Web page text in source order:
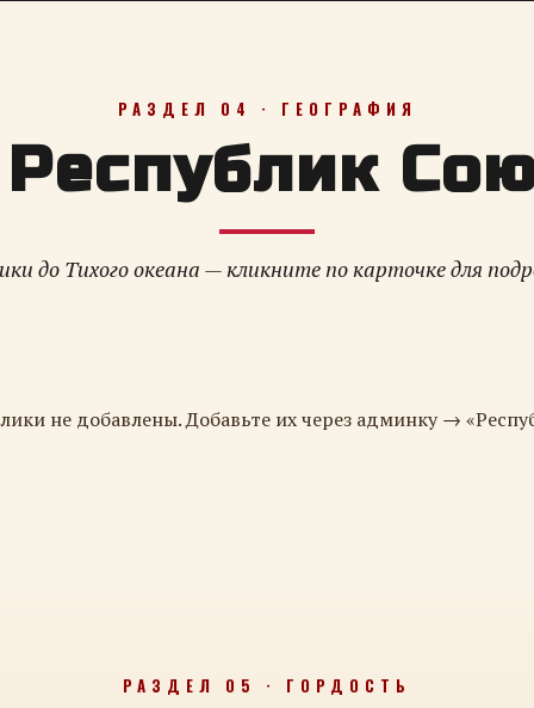
РАЗДЕЛ 04 · ГЕОГРАФИЯ
Республик
до Тихого океана — кликните по карточке для
не добавлены. Добавьте их через админку →
РАЗДЕЛ 05 · ГОРДОСТЬ